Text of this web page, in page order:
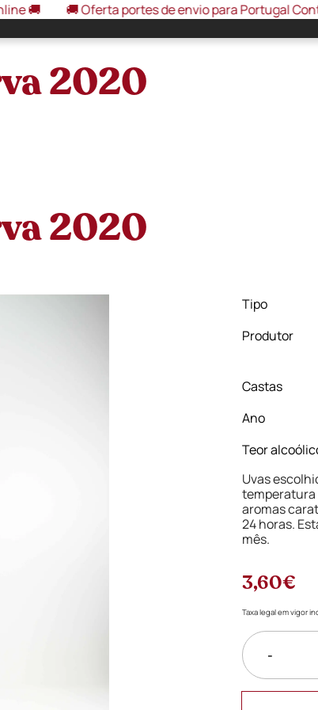
🚚 Oferta portes de envio para Portugal Continental,
2020
2020
Tipo
Produtor
Castas
Ano
Teor
Uvas
temperatura
aromas
24 horas.
mês.
3,60€
Taxa legal em vigor
-